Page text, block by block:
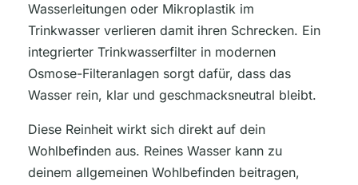
Wasserleitungen oder Mikroplastik im
Trinkwasser verlieren damit ihren Schrecken. Ein
integrierter Trinkwasserfilter in modernen
Osmose-Filteranlagen sorgt dafür, dass das
Wasser rein, klar und geschmacksneutral bleibt.
Diese Reinheit wirkt sich direkt auf dein
Wohlbefinden aus. Reines Wasser kann zu
deinem allgemeinen Wohlbefinden beitragen,